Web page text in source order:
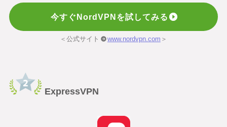
今すぐNordVPNを試してみる
＜公式サイト www.nordvpn.com ＞
ExpressVPN